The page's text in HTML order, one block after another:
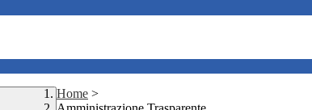
Home >